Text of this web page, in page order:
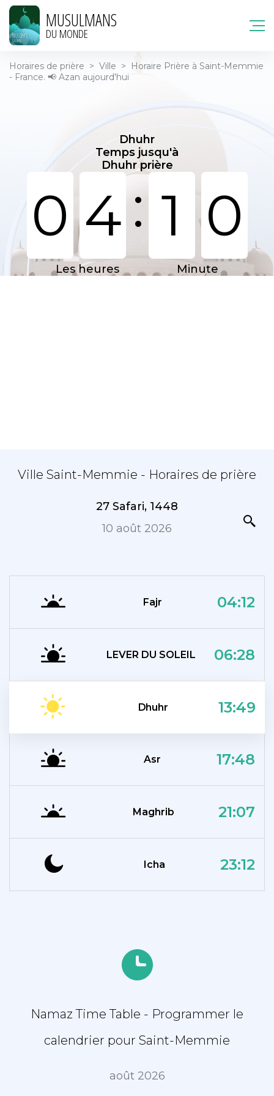
MUSULMANS
DU MONDE
Horaires de prière > Ville >
Horaire Prière à Saint-Memmie
- France. 📢 Azan aujourd'hui
Dhuhr
Temps jusqu'à
Dhuhr prière
0 4: 1 0
Les heures Minute
Ville Saint-Memmie - Horaires de prière
27 Safari, 1448
10 août 2026
Fajr 04:12
LEVER DU SOLEIL 06:28
Dhuhr 13:49
Asr 17:48
Maghrib 21:07
Icha 23:12
Namaz Time Table - Programmer le
calendrier pour Saint-Memmie
août 2026